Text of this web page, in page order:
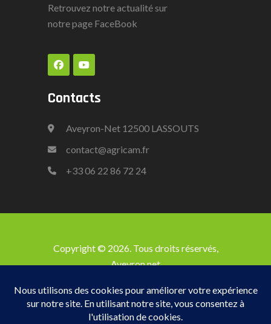
Retrouvez notre actualité sur
notre page FaceBook
Contacts
Aveyron-Net 12500 LASSOUTS
contact@agricam.fr
+3306 22 86 72 24
Copyright © 2026. Tous droits réservés,
Aveyron net
Accueil Les Stabulations